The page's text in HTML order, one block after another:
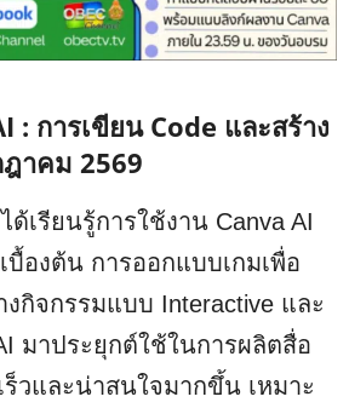
: การเขียน Code และสร้าง
าคม 2569
ด้เรียนรู้การใช้งาน Canva AI
บื้องต้น การออกแบบเกมเพื่อ
งกิจกรรมแบบ Interactive และ
มาประยุกต์ใช้ในการผลิตสื่อ
ร็วและน่าสนใจมากขึ้น เหมาะ